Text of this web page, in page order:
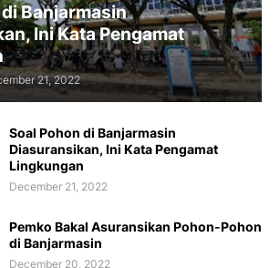
Banjarmasin
Ini Kata Pengamat
21, 2022
Soal Pohon di Banjarmasin
Diasuransikan, Ini Kata Pengamat
Lingkungan
December 21, 2022
Pemko Bakal Asuransikan Pohon-Pohon
di Banjarmasin
December 20, 2022